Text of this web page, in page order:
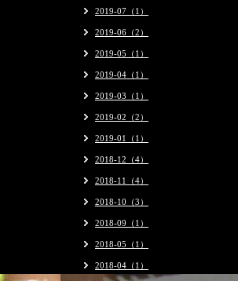
2019-07（1）
2019-06（2）
2019-05（1）
2019-04（1）
2019-03（1）
2019-02（2）
2019-01（1）
2018-12（4）
2018-11（4）
2018-10（3）
2018-09（1）
2018-05（1）
2018-04（1）